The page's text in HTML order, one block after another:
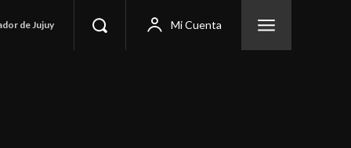
de Jujuy Mi Cuenta